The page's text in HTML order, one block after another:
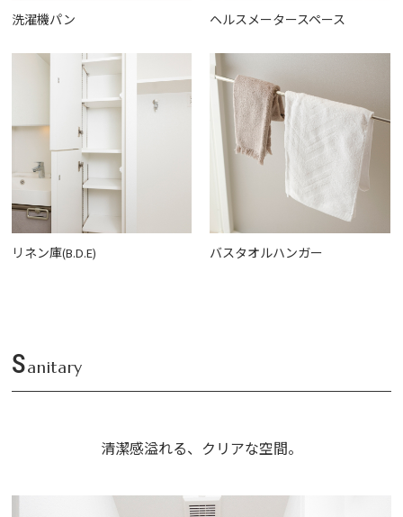
洗濯機パン ヘルスメータースペース
リネン庫(B.D.E) バスタオルハンガー
Sanitary
清潔感溢れる、クリアな空間。